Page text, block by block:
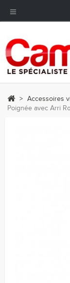
Navigation
bascule
> Accessoires
Poignée avec Arri